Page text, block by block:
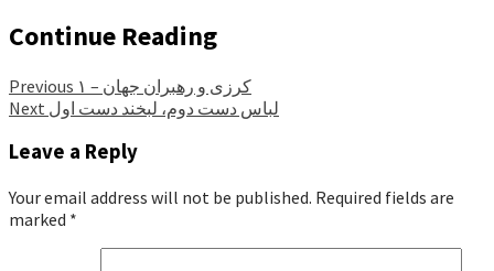
Continue Reading
Previous
کرزی و رهبران جهان – ۱
Next لباس دست دوم، لبخند دست اول
Leave a Reply
Your email address will not be published. Required fields are
marked *